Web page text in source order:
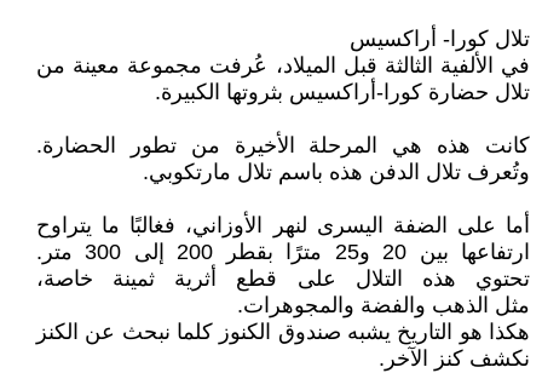
تلال كورا- أراكسيس
في الألفية الثالثة قبل الميلاد، عُرفت مجموعة معينة من
تلال حضارة كورا-أراكسيس بثروتها الكبيرة.
كانت هذه هي المرحلة الأخيرة من تطور الحضارة.
وتُعرف تلال الدفن هذه باسم تلال مارتكوبي.
أما على الضفة اليسرى لنهر الأوزاني، فغالبًا ما يتراوح
ارتفاعها بين 20 و25 مترًا بقطر 200 إلى 300 متر.
تحتوي هذه التلال على قطع أثرية ثمينة خاصة،
مثل الذهب والفضة والمجوهرات.
هكذا هو التاريخ يشبه صندوق الكنوز كلما نبحث عن الكنز
نكشف كنز الآخر.